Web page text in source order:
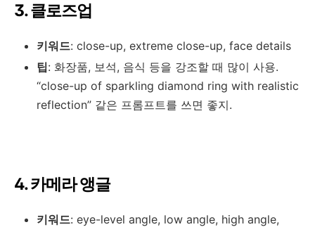
3. 클로즈업
키워드: close-up, extreme close-up, face details
팁: 화장품, 보석, 음식 등을 강조할 때 많이 사용.
“close-up of sparkling diamond ring with realistic
reflection” 같은 프롬프트를 쓰면 좋지.
4. 카메라 앵글
키워드: eye-level angle, low angle, high angle,